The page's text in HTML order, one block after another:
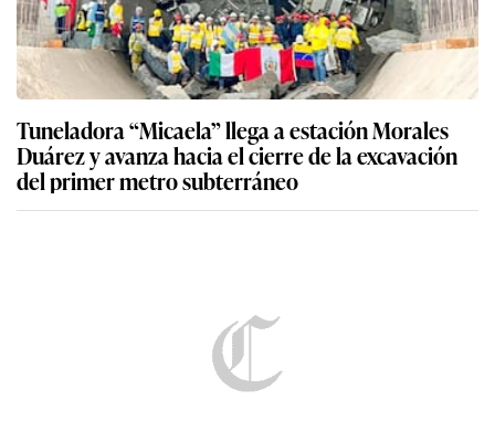
Tuneladora “Micaela” llega a estación Morales
Duárez y avanza hacia el cierre de la excavación
del primer metro subterráneo